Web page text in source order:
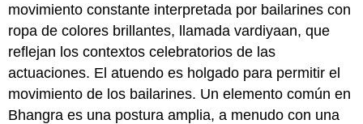
movimiento constante interpretada por bailarines con
ropa de colores brillantes, llamada vardiyaan, que
reflejan los contextos celebratorios de las
actuaciones. El atuendo es holgado para permitir el
movimiento de los bailarines. Un elemento común en
Bhangra es una postura amplia, a menudo con una